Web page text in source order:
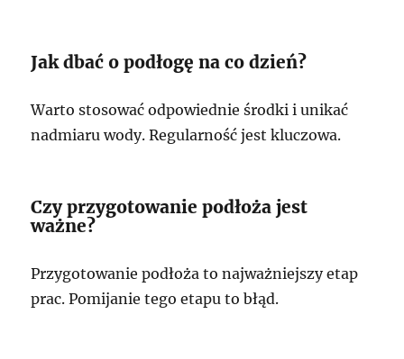
Jak dbać o podłogę na co dzień?
Warto stosować odpowiednie środki i unikać
nadmiaru wody. Regularność jest kluczowa.
Czy przygotowanie podłoża jest
ważne?
Przygotowanie podłoża to najważniejszy etap
prac. Pomijanie tego etapu to błąd.